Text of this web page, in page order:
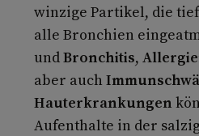
winzige Partikel, die
alle Bronchien
undBronchitis,
aber auch
Hauterkrankungen
Aufenthalte in der